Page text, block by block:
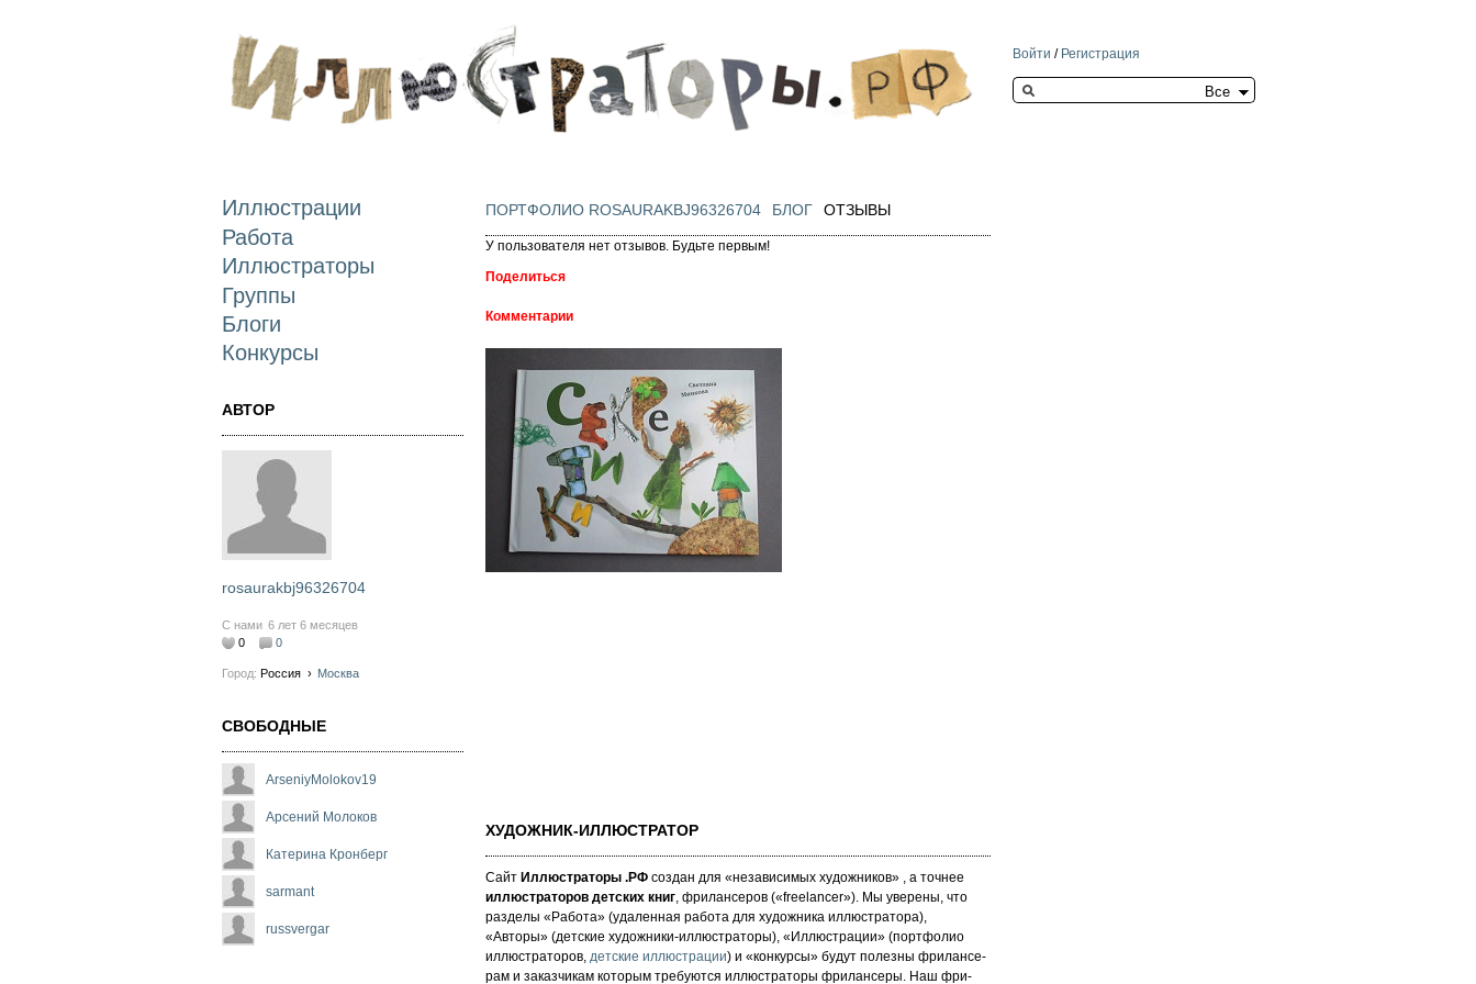
Войти / Регистрация
Search this site
Иллюстрации
Работа
Иллюстраторы
Группы
Блоги
Конкурсы
АВТОР
rosaurakbj96326704
С нами 6 лет 6 месяцев
0
0
Город: Россия › Москва
СВОБОДНЫЕ
ArseniyMolokov19
Арсений Молоков
Катерина Кронберг
sarmant
russvergar
ПОРТФОЛИО ROSAURAKBJ96326704 БЛОГ ОТЗЫВЫ
У пользователя нет отзывов. Будьте первым!
Поделиться
Комментарии
ХУДОЖНИК-ИЛЛЮСТРАТОР
Сайт Иллюстраторы .РФ создан для «не­за­ви­си­мых ху­дож­ни­ков» , а точнее
иллюстраторов детских книг, фрилансеров («fre­elan­cer»). Мы уве­ре­ны, что
раз­де­лы «Работа» (уда­лен­ная работа для художника иллюстратора),
«Авторы» (детские художники-иллюстраторы), «Иллюстрации» (портфолио
иллюстраторов, детские иллюстрации) и «кон­кур­сы» бу­дут по­лез­ны фри­лан­се­
рам и за­каз­чи­кам которым требуются иллюстраторы фрилансеры. Наш фри­